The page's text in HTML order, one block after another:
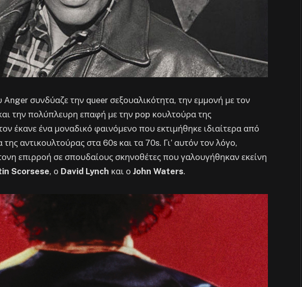
συνδύαζε την queer σεξουαλικότητα, την εμμονή με τον
την πολύπλευρη επαφή με την pop κουλτούρα της
έκανε ένα μοναδικό φαινόμενο που εκτιμήθηκε ιδιαίτερα από
αντικουλτούρας στα 60s και τα 70s. Γι’ αυτόν τον λόγο,
επιρροή σε σπουδαίους σκηνοθέτες που γαλουγήθηκαν εκείνη
Scorsese, o David Lynch και ο John Waters.